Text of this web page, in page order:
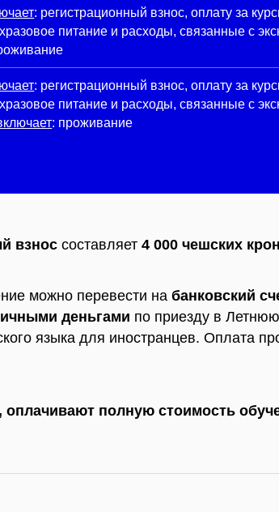
: регистрационный взнос, оплату за
питание и расходы, связанные с
: регистрационный взнос, оплату за
питание и расходы, связанные с
: проживание
взнос составляет4 000 чешских крон
можно перевести набанковский
деньгами по приезду в
языка для иностранцев. Оплата
полную стоимость